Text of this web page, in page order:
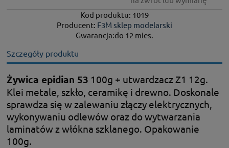
Kod produktu: 1019
Producent: F3M sklep modelarski
Gwarancja:do 12 mies.
Szczegóły produktu
Żywica epidian 53 100g + utwardzacz Z1 12g.
Klei metale, szkło, ceramikę i drewno. Doskonale
sprawdza się w zalewaniu złączy elektrycznych,
wykonywaniu odlewów oraz do wytwarzania
laminatów z włókna szklanego. Opakowanie
100g.